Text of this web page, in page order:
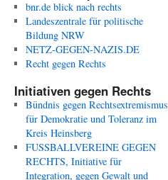
bnr.de blick nach rechts
Landeszentrale für politische
Bildung NRW
NETZ-GEGEN-NAZIS.DE
Recht gegen Rechts
Initiativen gegen Rechts
Bündnis gegen Rechtsextremismus
für Demokratie und Toleranz im
Kreis Heinsberg
FUSSBALLVEREINE GEGEN
RECHTS, Initiative für
Integration, gegen Gewalt und